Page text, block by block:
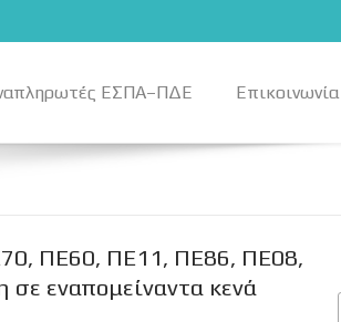
ΕΣΠΑ–ΠΔΕ Επικοινωνία
ΠΕ60, ΠΕ11, ΠΕ86, ΠΕ08,
εναπομείναντα κενά